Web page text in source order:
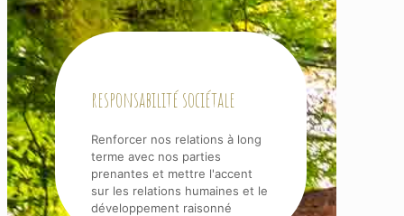
responsabilité sociétale
Renforcer nos relations à long
terme avec nos parties
prenantes et mettre l'accent
sur les relations humaines et le
développement raisonné